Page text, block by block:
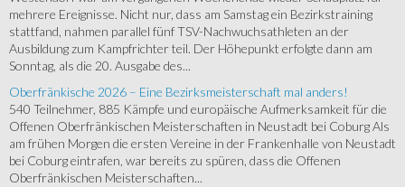
mehrere Ereignisse. Nicht nur, dass am Samstag ein Bezirkstraining
stattfand, nahmen parallel fünf TSV-Nachwuchsathleten an der
Ausbildung zum Kampfrichter teil. Der Höhepunkt erfolgte dann am
Sonntag, als die 20. Ausgabe des...
Oberfränkische 2026 – Eine Bezirksmeisterschaft mal anders!
540 Teilnehmer, 885 Kämpfe und europäische Aufmerksamkeit für die
Offenen Oberfränkischen Meisterschaften in Neustadt bei Coburg Als
am frühen Morgen die ersten Vereine in der Frankenhalle von Neustadt
bei Coburg eintrafen, war bereits zu spüren, dass die Offenen
Oberfränkischen Meisterschaften...